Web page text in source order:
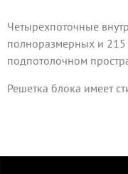
Четырехпоточные
полноразмерных и 215
подпотолочном
Решетка блока имеет